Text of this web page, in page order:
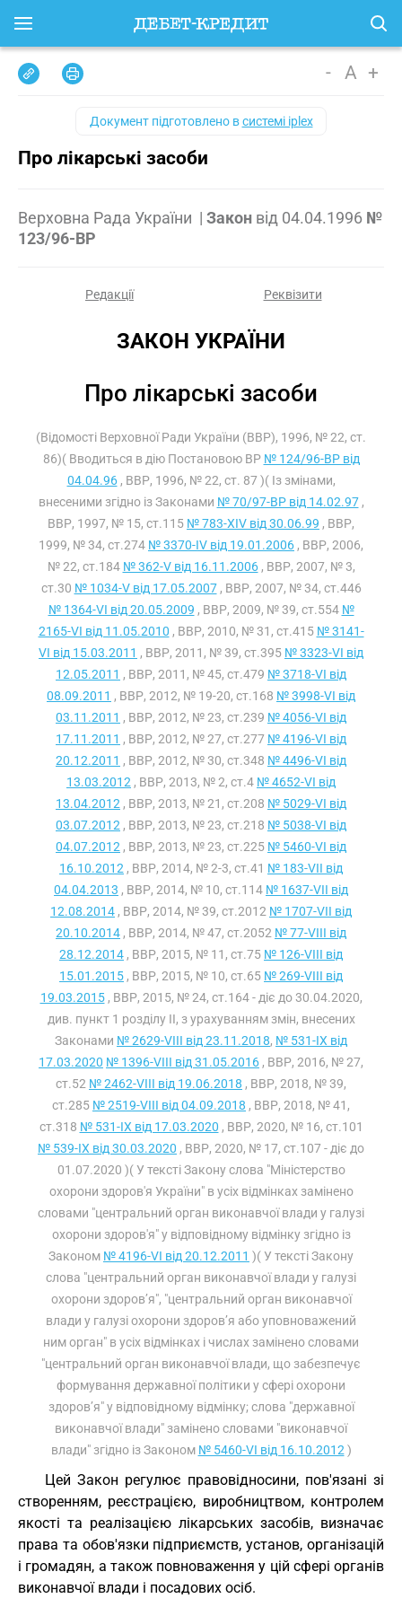
- A +
Документ підготовлено всистемі iplex
Про лікарські засоби
Верховна Рада України | Закон від 04.04.1996 №
123/96-ВР
Редакції Реквізити
ЗАКОН УКРАЇНИ
Про лікарські засоби
(Відомості Верховної Ради України (ВВР), 1996, № 22, ст.
86)( Вводиться в дію Постановою ВР № 124/96-ВР від
04.04.96, ВВР, 1996, № 22, ст. 87 )( Із змінами,
внесеними згідно із Законами № 70/97-ВР від 14.02.97,
ВВР, 1997, № 15, ст.115 № 783-XIV від 30.06.99 , ВВР,
1999, № 34, ст.274 № 3370-IV від 19.01.2006 , ВВР, 2006,
№ 22, ст.184 № 362-V від 16.11.2006, ВВР, 2007, № 3,
ст.30 № 1034-V від 17.05.2007, ВВР, 2007, № 34, ст.446
№ 1364-VI від 20.05.2009 , ВВР, 2009, № 39, ст.554 №
2165-VI від 11.05.2010 , ВВР, 2010, № 31, ст.415 № 3141-
VI від 15.03.2011 , ВВР, 2011, № 39, ст.395 № 3323-VI від
12.05.2011 , ВВР, 2011, № 45, ст.479 № 3718-VI від
08.09.2011 , ВВР, 2012, № 19-20, ст.168 № 3998-VI від
03.11.2011 , ВВР, 2012, № 23, ст.239 № 4056-VI від
17.11.2011 , ВВР, 2012, № 27, ст.277 № 4196-VI від
20.12.2011 , ВВР, 2012, № 30, ст.348 № 4496-VI від
13.03.2012 , ВВР, 2013, № 2, ст.4 № 4652-VI від
13.04.2012 , ВВР, 2013, № 21, ст.208 № 5029-VI від
03.07.2012 , ВВР, 2013, № 23, ст.218 № 5038-VI від
04.07.2012 , ВВР, 2013, № 23, ст.225 № 5460-VI від
16.10.2012 , ВВР, 2014, № 2-3, ст.41 № 183-VII від
04.04.2013 , ВВР, 2014, № 10, ст.114 № 1637-VII від
12.08.2014 , ВВР, 2014, № 39, ст.2012 № 1707-VII від
20.10.2014 , ВВР, 2014, № 47, ст.2052 № 77-VIII від
28.12.2014 , ВВР, 2015, № 11, ст.75 № 126-VIII від
15.01.2015 , ВВР, 2015, № 10, ст.65 № 269-VIII від
19.03.2015, ВВР, 2015, № 24, ст.164 - діє до 30.04.2020,
див. пункт 1 розділу II, з урахуванням змін, внесених
Законами № 2629-VIII від 23.11.2018, № 531-IX від
17.03.2020 № 1396-VIII від 31.05.2016 , ВВР, 2016, № 27,
ст.52 № 2462-VIII від 19.06.2018 , ВВР, 2018, № 39,
ст.285 № 2519-VIII від 04.09.2018 , ВВР, 2018, № 41,
ст.318 № 531-IX від 17.03.2020 , ВВР, 2020, № 16, ст.101
№ 539-IX від 30.03.2020 , ВВР, 2020, № 17, ст.107 - діє до
01.07.2020 )( У тексті Закону слова "Міністерство
охорони здоров'я України" в усіх відмінках замінено
словами "центральний орган виконавчої влади у галузі
охорони здоров'я" у відповідному відмінку згідно із
Законом № 4196-VI від 20.12.2011 )( У тексті Закону
слова "центральний орган виконавчої влади у галузі
охорони здоров’я", "центральний орган виконавчої
влади у галузі охорони здоров’я або уповноважений
ним орган" в усіх відмінках і числах замінено словами
"центральний орган виконавчої влади, що забезпечує
формування державної політики у сфері охорони
здоров’я" у відповідному відмінку; слова "державної
виконавчої влади" замінено словами "виконавчої
влади" згідно із Законом № 5460-VI від 16.10.2012 )
Цей Закон регулює правовідносини, пов'язані зі
створенням, реєстрацією, виробництвом, контролем
якості та реалізацією лікарських засобів, визначає
права та обов'язки підприємств, установ, організацій
і громадян, а також повноваження у цій сфері органів
виконавчої влади і посадових осіб.